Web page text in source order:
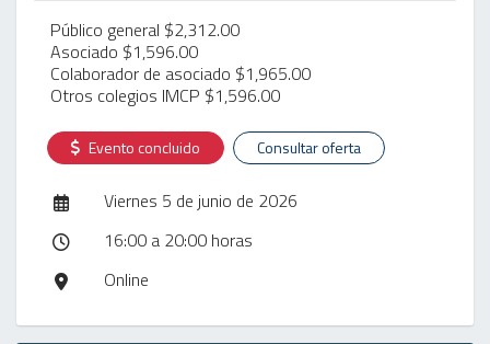
Público general $2,312.00
Asociado $1,596.00
Colaborador de asociado $1,965.00
Otros colegios IMCP $1,596.00
Evento concluido Consultar oferta
Viernes 5 de junio de 2026
16:00 a 20:00 horas
Online